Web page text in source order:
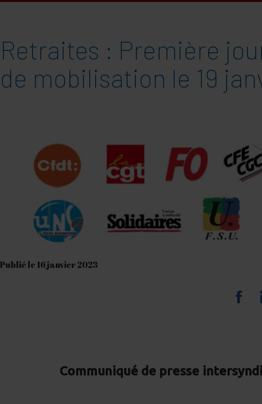
Retraites : Première
de mobilisation le 19
Publié le 16 janvier 2023
Communiqué de presse